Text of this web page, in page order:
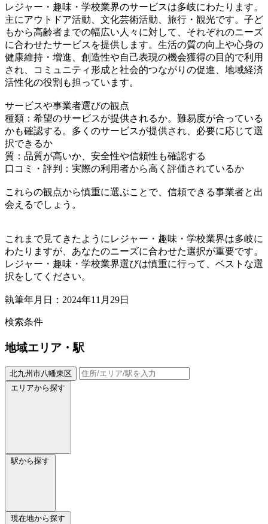
レジャー・趣味・学校業界のサービスは多岐にわたります。
主にアウトドア活動、文化芸術活動、旅行・観光です。子ど
もから高齢者までの幅広い人々に対して、それぞれのニーズ
に合わせたサービスを提供します。生活の質の向上や心身の
健康維持・増進、創造性や自己表現の機会獲得の目的で利用
され、コミュニティ形成と社会的つながりの促進、地域経済
活性化の役割も担っています。
サービスや事業者選びの観点
種類：希望のサービスが提供されるか。難易度が合っている
かも確認する。多くのサービスが提供され、必要に応じて選
択できるか
質：品質が高いか、安全性や信頼性も確認する
口コミ・評判：実際の利用者から高く評価されているか
これらの観点から慎重に選ぶことで、信頼できる事業者と出
会えるでしょう。
これまで見てきたようにレジャー・趣味・学校業界は多岐に
わたりますが、あなたのニーズに合わせた選択が重要です。
レジャー・趣味・学校業界選びは慎重に行って、ベストな選
択をしてください。
執筆年月日：2024年11月29日
検索条件
地域エリア・駅
北九州市八幡東区
エリアから探す
駅から探す
現在地から探す